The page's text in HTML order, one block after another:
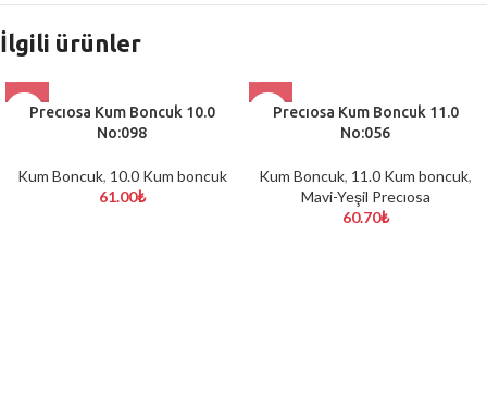
İlgili ürünler
Precıosa Kum Boncuk 10.0
No:098
Kum Boncuk, 10.0 Kum boncuk
61.00₺
Precıosa Kum Boncuk 11.0
No:056
Kum Boncuk, 11.0 Kum boncuk,
Mavi-Yeşil Precıosa
60.70₺